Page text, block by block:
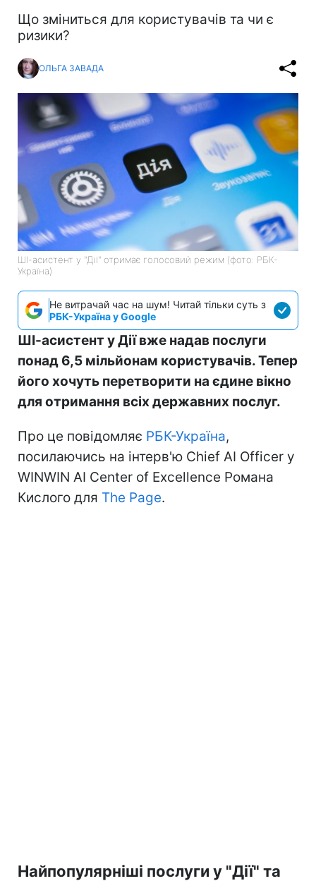
Що зміниться для користувачів та чи є
ризики?
ОЛЬГА ЗАВАДА
ШІ-асистент у "Дії" отримає голосовий режим (фото: РБК-
Україна)
Не витрачай час на шум! Читай тільки суть з
РБК-Україна у Google
ШІ-асистент у Дії вже надав послуги
понад 6,5 мільйонам користувачів. Тепер
його хочуть перетворити на єдине вікно
для отримання всіх державних послуг.
Про це повідомляє РБК-Україна,
посилаючись на інтерв'ю Chief AI Officer у
WINWIN AI Center of Excellence Романа
Кислого для The Page.
Найпопулярніші послуги у "Дії" та